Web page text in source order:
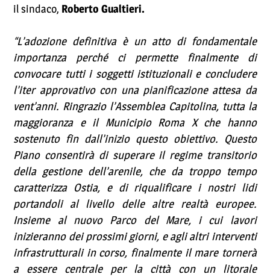
il sindaco, Roberto Gualtieri.
“L’adozione definitiva è un atto di fondamentale
importanza perché ci permette finalmente di
convocare tutti i soggetti istituzionali e concludere
l’iter approvativo con una pianificazione attesa da
vent’anni. Ringrazio l’Assemblea Capitolina, tutta la
maggioranza e il Municipio Roma X che hanno
sostenuto fin dall’inizio questo obiettivo. Questo
Piano consentirà di superare il regime transitorio
della gestione dell’arenile, che da troppo tempo
caratterizza Ostia, e di riqualificare i nostri lidi
portandoli al livello delle altre realtà europee.
Insieme al nuovo Parco del Mare, i cui lavori
inizieranno dei prossimi giorni, e agli altri interventi
infrastrutturali in corso, finalmente il mare tornerà
a essere centrale per la città con un litorale